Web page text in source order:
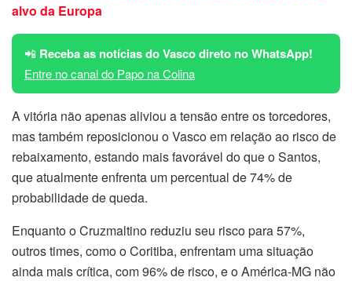
alvo da Europa
📲 Receba as notícias do Vasco direto no WhatsApp!
Entre no canal do Papo na Colina
A vitória não apenas aliviou a tensão entre os torcedores,
mas também reposicionou o Vasco em relação ao risco de
rebaixamento, estando mais favorável do que o Santos,
que atualmente enfrenta um percentual de 74% de
probabilidade de queda.
Enquanto o Cruzmaltino reduziu seu risco para 57%,
outros times, como o Coritiba, enfrentam uma situação
ainda mais crítica, com 96% de risco, e o América-MG não